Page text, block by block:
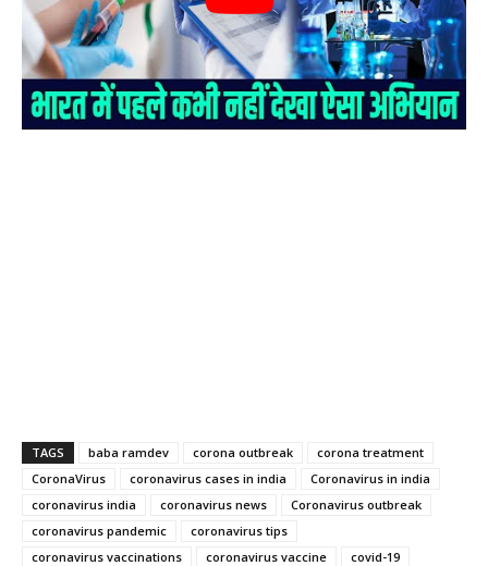
TAGS baba ramdev corona outbreak
corona treatment
CoronaVirus
coronavirus cases in india
Coronavirus in india
coronavirus india
coronavirus news
Coronavirus outbreak
coronavirus pandemic
coronavirus tips
coronavirus vaccinations
coronavirus vaccine
covid-19